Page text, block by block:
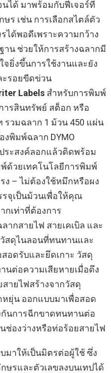
ได้ มาพร้อมกับฟีเจอร์ที่
ร เช่น การเลือกสไตล์ตัว
ด้พอดีเพราะความกว้าง
น ช่วยให้การสร้างฉลากมี
ยิ่งขึ้นการใช้งานและยัง
รอยขีดข่วน
Labels สำหรับการพิมพ์
ารสินทรัพย์ สต็อก หรือ
รวมฉลาก 1 ม้วน 450 แผ่น
งพิมพ์ฉลาก DYMO
ระสงค์ลอกแล้วติดพร้อม
ด้วยเทคโนโลยีการพิมพ์
– ไม่ต้องใช้หมึกหรือผง
จุเป็นม้วนเพื่อให้คุณ
กเท่าที่ต้องการ
ากสายไฟ สายเคเบิล และ
สดุไนลอนที่ทนทานและ
อดรับและยึดเกาะ วัสดุ
ต่อความเสียหายเมื่อดึง
ายไฟสร้างจากวัสดุ
ยุ่น ออกแบบมาเพื่อสอด
กันการฉีกขาดทนทานต่อ
ช่องว่างหรือท่อร้อยสายไฟ
มาให้เป็นมิตรต่อผู้ใช้ ซึ่ง
รและตัวเลขลงบนเทปได้